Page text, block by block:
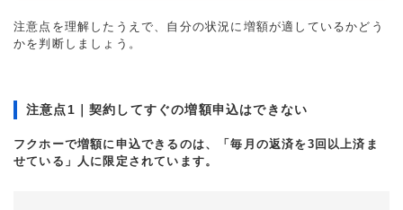
注意点を理解したうえで、自分の状況に増額が適しているかどう
かを判断しましょう。
注意点1｜契約してすぐの増額申込はできない
フクホーで増額に申込できるのは、「毎月の返済を3回以上済ま
せている」人に限定されています。